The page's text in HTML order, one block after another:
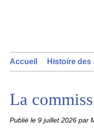
Accueil Histoire des
La
Publié le 9 juillet 2026 par